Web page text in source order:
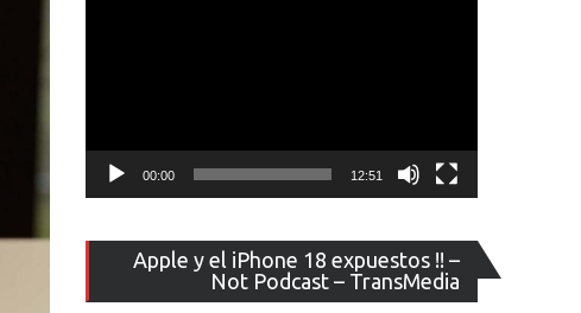
00:00 12:51
Apple y el iPhone 18 expuestos !! –
Not Podcast – TransMedia
de
vídeo